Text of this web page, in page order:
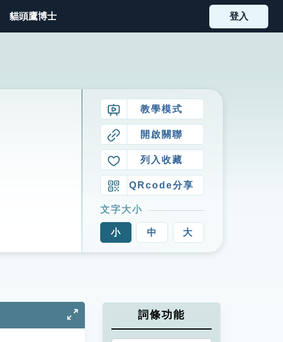
貓頭鷹博士 登入
教學模式
開啟關聯
列入收藏
QRcode分享
文字大小
小 中 大
詞條功能